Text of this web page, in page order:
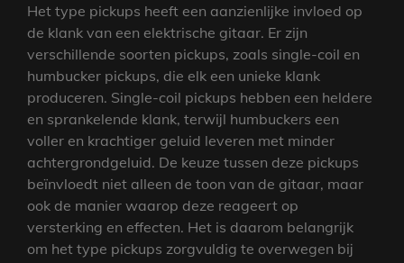
Het type pickups heeft een aanzienlijke invloed op
de klank van een elektrische gitaar. Er zijn
verschillende soorten pickups, zoals single-coil en
humbucker pickups, die elk een unieke klank
produceren. Single-coil pickups hebben een heldere
en sprankelende klank, terwijl humbuckers een
voller en krachtiger geluid leveren met minder
achtergrondgeluid. De keuze tussen deze pickups
beïnvloedt niet alleen de toon van de gitaar, maar
ook de manier waarop deze reageert op
versterking en effecten. Het is daarom belangrijk
om het type pickups zorgvuldig te overwegen bij